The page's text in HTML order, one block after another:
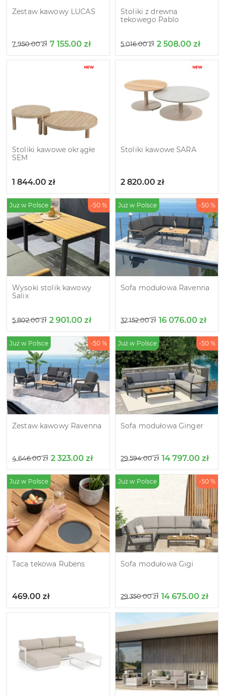
Zestaw kawowy LUCAS
7 950.00zł 7 155.00 zł
Stoliki z drewna
tekowego Pablo
5 016.00zł 2 508.00 zł
Stoliki kawowe okrągłe
SEM
1 844.00 zł
Stoliki kawowe SARA
2 820.00 zł
Już w Polsce -50 %
Wysoki stolik kawowy
Salix
5 802.00zł 2 901.00 zł
Już w Polsce -50 %
Sofa modułowa Ravenna
32 152.00zł 16 076.00 zł
Już w Polsce -50 %
Zestaw kawowy Ravenna
4 646.00zł 2 323.00 zł
Już w Polsce -50 %
Sofa modułowa Ginger
29 594.00zł 14 797.00 zł
Już w Polsce
Taca tekowa Rubens
469.00 zł
Już w Polsce -50 %
Sofa modułowa Gigi
29 350.00zł 14 675.00 zł